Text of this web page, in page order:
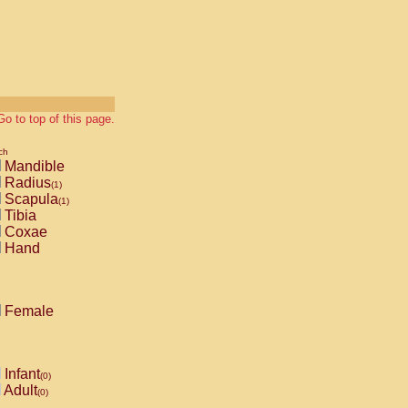
to top of this page.
Mandible
Radius(1)
Scapula(1)
Tibia
Coxae
Hand
Female
Infant(0)
Adult(0)